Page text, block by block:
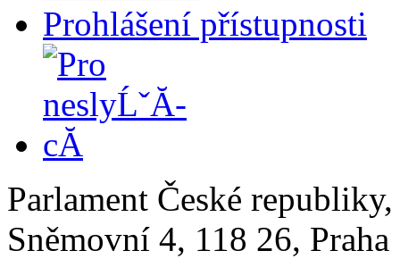
Prohlášení přístupnosti
Parlament České
Sněmovní 4, 118 26,